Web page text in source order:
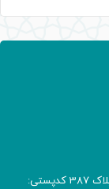
آدرس: پسـتی تهران، خیابان طالقانی، میدان فلسطین، پلاک 387 کدپستی: